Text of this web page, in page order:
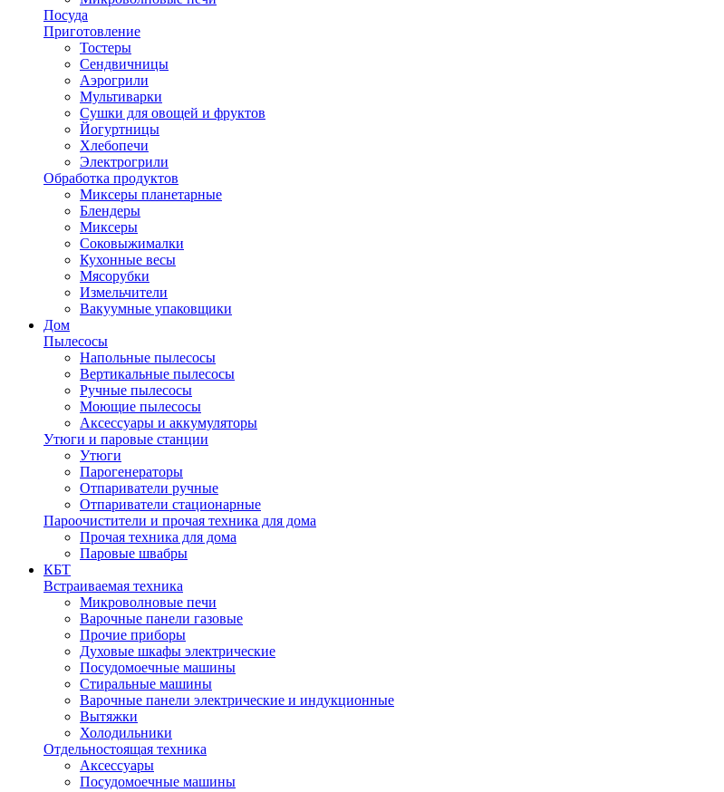
Посуда
Приготовление
Тостеры
Сендвичницы
Аэрогрили
Мультиварки
Сушки для овощей и фруктов
Йогуртницы
Хлебопечи
Электрогрили
Обработка продуктов
Миксеры планетарные
Блендеры
Миксеры
Соковыжималки
Кухонные весы
Мясорубки
Измельчители
Вакуумные упаковщики
Дом
Пылесосы
Напольные пылесосы
Вертикальные пылесосы
Ручные пылесосы
Моющие пылесосы
Аксессуары и аккумуляторы
Утюги и паровые станции
Утюги
Парогенераторы
Отпариватели ручные
Отпариватели стационарные
Пароочистители и прочая техника для дома
Прочая техника для дома
Паровые швабры
КБТ
Встраиваемая техника
Микроволновые печи
Варочные панели газовые
Прочие приборы
Духовые шкафы электрические
Посудомоечные машины
Стиральные машины
Варочные панели электрические и индукционные
Вытяжки
Холодильники
Отдельностоящая техника
Аксессуары
Посудомоечные машины